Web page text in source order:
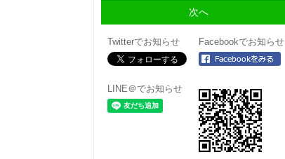
Twitterでお知らせ Facebookでお知らせ
LINE＠でお知らせ